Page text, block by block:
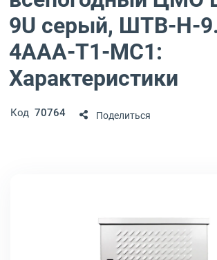
9U серый, ШТВ-Н-
4ААА-Т1-МС1:
Характеристики
Код 70764 Поделиться